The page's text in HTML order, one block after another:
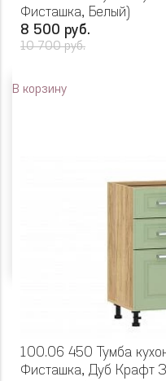
Фисташка, Белый)
8 500 руб.
10 700 руб.
В корзину
100.06 450 Тумба
Фисташка, Дуб Крафт